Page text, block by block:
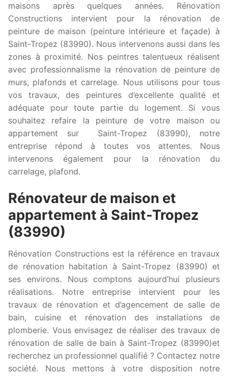
maisons après quelques années. Rénovation
Constructions intervient pour la rénovation de
peinture de maison (peinture intérieure et façade) à
Saint-Tropez (83990). Nous intervenons aussi dans les
zones à proximité. Nos peintres talentueux réalisent
avec professionnalisme la rénovation de peinture de
murs, plafonds et carrelage. Nous utilisons pour tous
vos travaux, des peintures d’excellente qualité et
adéquate pour toute partie du logement. Si vous
souhaitez refaire la peinture de votre maison ou
appartement sur Saint-Tropez (83990), notre
entreprise répond à toutes vos attentes. Nous
intervenons également pour la rénovation du
carrelage, plafond.
Rénovateur de maison et
appartement à Saint-Tropez
(83990)
Rénovation Constructions est la référence en travaux
de rénovation habitation à Saint-Tropez (83990) et
ses environs. Nous comptons aujourd’hui plusieurs
réalisations. Notre entreprise intervient pour les
travaux de rénovation et d’agencement de salle de
bain, cuisine et rénovation des installations de
plomberie. Vous envisagez de réaliser des travaux de
rénovation de salle de bain à Saint-Tropez (83990)et
recherchez un professionnel qualifié ? Contactez notre
société. Nous mettons à votre disposition notre